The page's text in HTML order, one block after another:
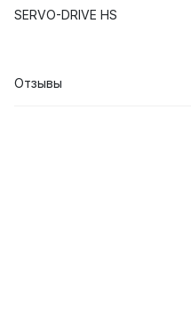
SERVO-DRIVE HS
Отзывы